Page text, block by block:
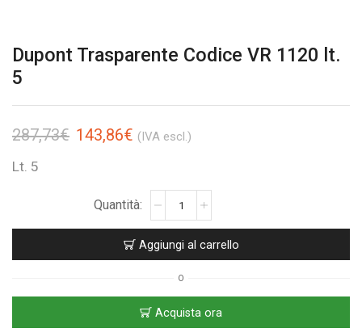
Dupont Trasparente Codice VR 1120 lt.
5
287,73€ 143,86€ (IVA escl.)
Lt. 5
Aggiungi al carrello
O
Acquista ora